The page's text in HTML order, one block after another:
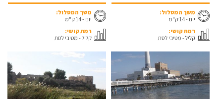
משך המסלול:
יום - 14 ק"מ
רמת קושי:
קליל - מטיבי לסת
משך המסלול:
יום - 14 ק"מ
רמת קושי:
קליל - מטיבי לסת